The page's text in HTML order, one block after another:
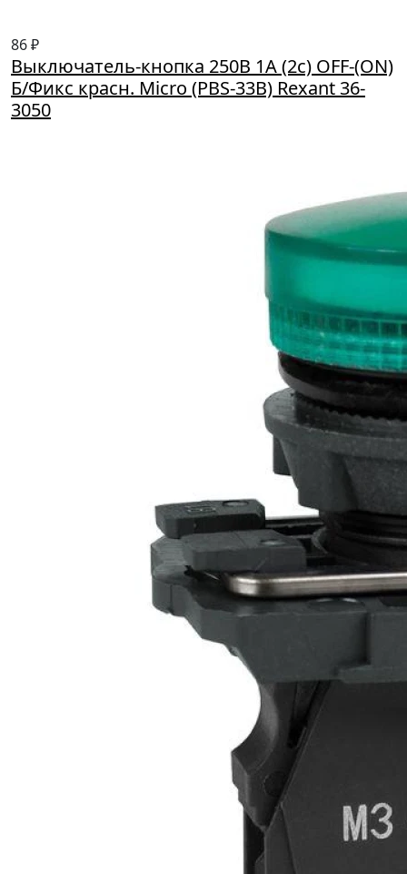
86 ₽
Выключатель-кнопка 250В 1А (2с) OFF-(ON)
Б/Фикс красн. Micro (PBS-33В) Rexant 36-
3050